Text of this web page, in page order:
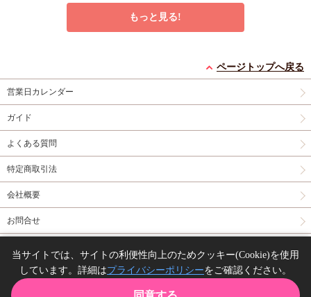
店舗共通特典ペ
小冊子＋箔押しA5ア
クリルボード】
有償特典・『エンドロ
ールは地獄まで
（3）』小冊子 有償特
典・『エンドロールは
地獄まで（3）』箔押
しA5アクリルボード
コミコミ特典8P小冊
子 コミコミ特典雑誌
風A5イラストカード
三ツ星しずく
予約する
有償特典・『シュガー
コミコミ特典4Pリー
典ミニイラストカード
特典・小冊子】
有償特典・『うなじに
New コミック
誘蛾灯に焦がれる【有
New コミック New コミック
もっと見る!
ページトップへ戻る
営業日カレンダー
ガイド
よくある質問
特定商取引法
会社概要
お問合せ
Copyright(C) comicomi studio. All right reserved.
当サイトでは、サイトの利便性向上のためクッキー(Cookie)を使用
しています。詳細はプライバシーポリシーをご確認ください。